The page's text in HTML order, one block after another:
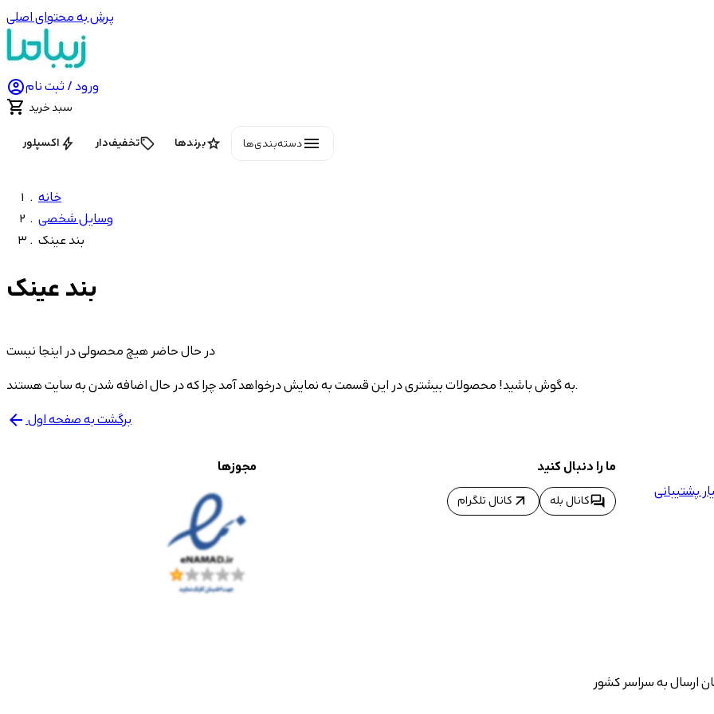
پرش به محتوای اصلی
ورود / ثبت نام
 سبد خرید
menuدسته‌بندی‌ها starبرندها local_offerتخفیف‌دار boltاکسپلور
خانه
وسایل شخصی
بند عینک
بند عینک
در حال حاضر هیچ محصولی در اینجا نیست
به گوش باشید! محصولات بیشتری در این قسمت به نمایش درخواهد آمد چرا که در حال اضافه شدن به سایت هستند.
arrow_back برگشت به صفحه اول
پشتیبانی
ما را دنبال کنید
forumکانال بله arrow_outward کانال تلگرام
مجوزها
ارسال به سراسر کشور